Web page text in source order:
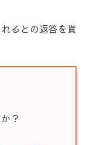
るとの返答を貰
？